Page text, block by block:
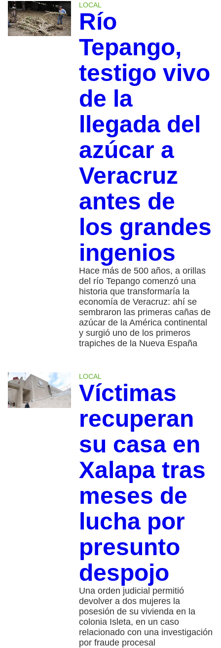
LOCAL
Río
Tepango,
testigo vivo
de la
llegada del
azúcar a
Veracruz
antes de
los grandes
ingenios
Hace más de 500 años, a orillas
del río Tepango comenzó una
historia que transformaría la
economía de Veracruz: ahí se
sembraron las primeras cañas de
azúcar de la América continental
y surgió uno de los primeros
trapiches de la Nueva España
LOCAL
Víctimas
recuperan
su casa en
Xalapa tras
meses de
lucha por
presunto
despojo
Una orden judicial permitió
devolver a dos mujeres la
posesión de su vivienda en la
colonia Isleta, en un caso
relacionado con una investigación
por fraude procesal